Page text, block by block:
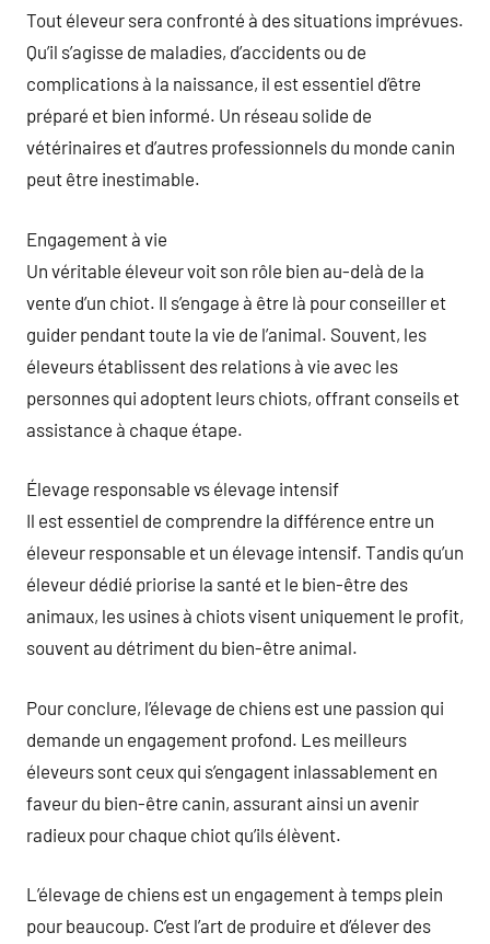
Tout éleveur sera confronté à des situations imprévues.
Qu’il s’agisse de maladies, d’accidents ou de
complications à la naissance, il est essentiel d’être
préparé et bien informé. Un réseau solide de
vétérinaires et d’autres professionnels du monde canin
peut être inestimable.
Engagement à vie
Un véritable éleveur voit son rôle bien au-delà de la
vente d’un chiot. Il s’engage à être là pour conseiller et
guider pendant toute la vie de l’animal. Souvent, les
éleveurs établissent des relations à vie avec les
personnes qui adoptent leurs chiots, offrant conseils et
assistance à chaque étape.
Élevage responsable vs élevage intensif
Il est essentiel de comprendre la différence entre un
éleveur responsable et un élevage intensif. Tandis qu’un
éleveur dédié priorise la santé et le bien-être des
animaux, les usines à chiots visent uniquement le profit,
souvent au détriment du bien-être animal.
Pour conclure, l’élevage de chiens est une passion qui
demande un engagement profond. Les meilleurs
éleveurs sont ceux qui s’engagent inlassablement en
faveur du bien-être canin, assurant ainsi un avenir
radieux pour chaque chiot qu’ils élèvent.
L’élevage de chiens est un engagement à temps plein
pour beaucoup. C’est l’art de produire et d’élever des